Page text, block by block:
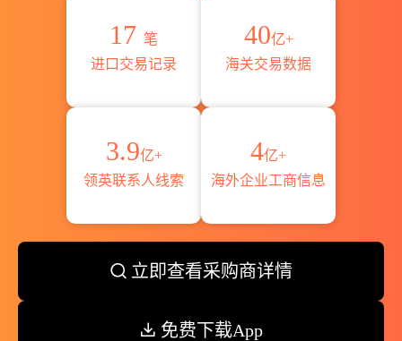
17 笔
进口交易记录
40亿+
海关交易数据
3.9亿+
领英联系人线索
4亿+
海外企业工商信息
立即查看采购商详情
免费下载App